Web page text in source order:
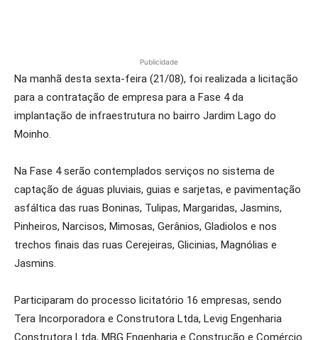
Publicidade
Na manhã desta sexta-feira (21/08), foi realizada a licitação
para a contratação de empresa para a Fase 4 da
implantação de infraestrutura no bairro Jardim Lago do
Moinho.
Na Fase 4 serão contemplados serviços no sistema de
captação de águas pluviais, guias e sarjetas, e pavimentação
asfáltica das ruas Boninas, Tulipas, Margaridas, Jasmins,
Pinheiros, Narcisos, Mimosas, Gerânios, Gladiolos e nos
trechos finais das ruas Cerejeiras, Glicinias, Magnólias e
Jasmins.
Participaram do processo licitatório 16 empresas, sendo
Tera Incorporadora e Construtora Ltda, Levig Engenharia
Construtora Ltda, MBG Engenharia e Construção e Comércio